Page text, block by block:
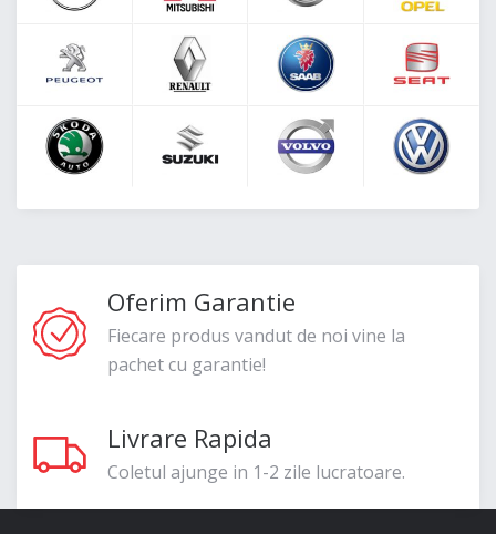
Oferim Garantie
Fiecare produs vandut de noi vine la
pachet cu garantie!
Livrare Rapida
Coletul ajunge in 1-2 zile lucratoare.